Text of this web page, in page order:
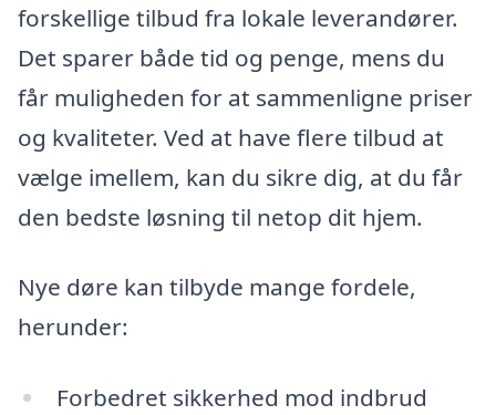
forskellige tilbud fra lokale leverandører.
Det sparer både tid og penge, mens du
får muligheden for at sammenligne priser
og kvaliteter. Ved at have flere tilbud at
vælge imellem, kan du sikre dig, at du får
den bedste løsning til netop dit hjem.
Nye døre kan tilbyde mange fordele,
herunder:
Forbedret sikkerhed mod indbrud